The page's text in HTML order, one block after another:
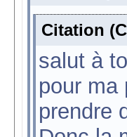
Citation
salut à
pour ma
prendre